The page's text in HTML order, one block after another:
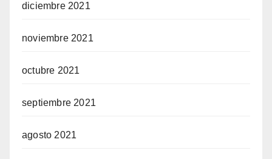
diciembre 2021
noviembre 2021
octubre 2021
septiembre 2021
agosto 2021